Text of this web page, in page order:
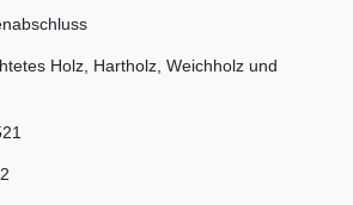
Holz, Hartholz, Weichholz und